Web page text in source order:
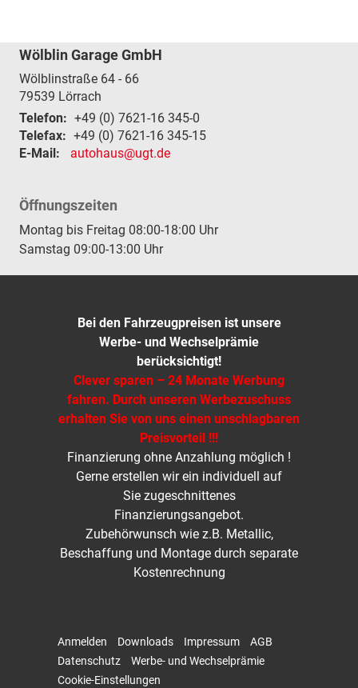
Wölblin Garage GmbH
Wölblinstraße 64 - 66
79539 Lörrach
Telefon: +49 (0) 7621-16 345-0
Telefax: +49 (0) 7621-16 345-15
E-Mail:
autohaus@ugt.de
Öffnungszeiten
Montag bis Freitag 08:00-18:00 Uhr
Samstag 09:00-13:00 Uhr
Bei den Fahrzeugpreisen ist unsere
Werbe- und Wechselprämie
berücksichtigt!
Clever sparen – 24 Monate Werbung
fahren. Durch unseren Werbezuschuss
erhalten Sie von uns einen unschlagbaren
Preisvorteil !!!
Finanzierung ohne Anzahlung möglich !
Gerne erstellen wir ein individuell auf
Sie zugeschnittenes
Finanzierungsangebot.
Zubehörwunsch wie z.B. Metallic,
Beschaffung und Montage durch separate
Kostenrechnung
Anmelden Downloads Impressum
AGB
Datenschutz
Werbe- und Wechselprämie
Cookie-Einstellungen